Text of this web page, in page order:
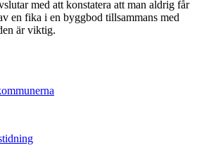
med att konstatera att man aldrig får
en fika i en byggbod tillsammans med
är viktig.